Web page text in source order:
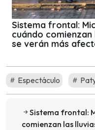
Sistema frontal:
cuándo
se verán más
Espectáculo
Sistema frontal:
comienzan las